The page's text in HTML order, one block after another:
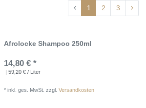
1 2 3
Afrolocke Shampoo 250ml
14,80 € *
| 59,20 € / Liter
*inkl. ges. MwSt. zzgl.Versandkosten